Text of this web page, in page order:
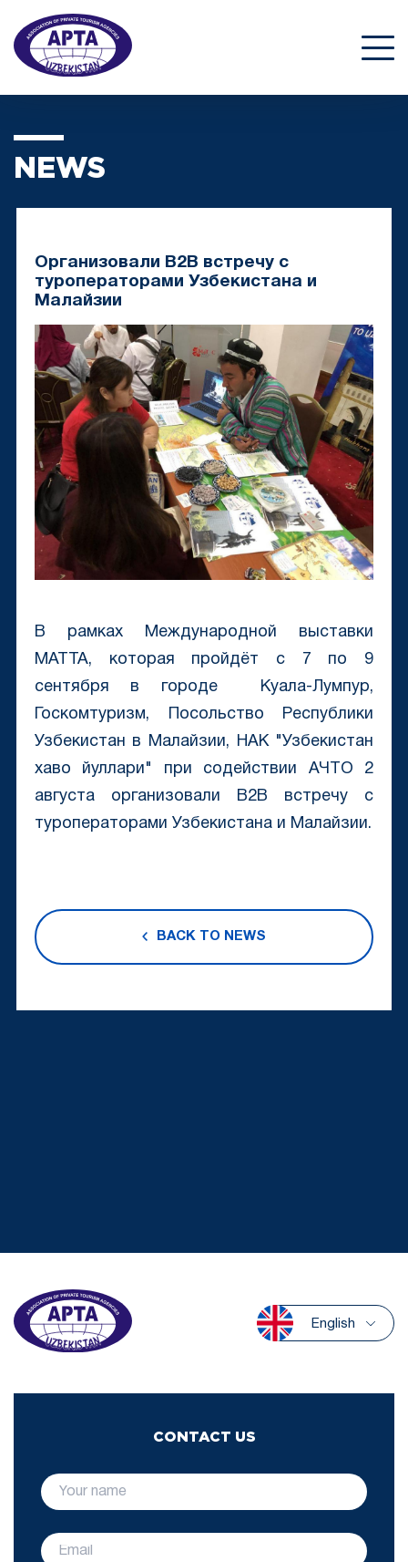
NEWS
Организовали B2B встречу с
туроператорами Узбекистана и
Малайзии
В рамках Mеждународной выставки
МАТТА, которая пройдёт с 7 по 9
сентября в городе Куала-Лумпур,
Госкомтуризм, Посольство Республики
Узбекистан в Малайзии, НАК "Узбекистан
хаво йуллари" при содействии АЧТО 2
августа организовали B2B встречу с
туроператорами Узбекистана и Малайзии.
BACK TO NEWS
English
CONTACT US